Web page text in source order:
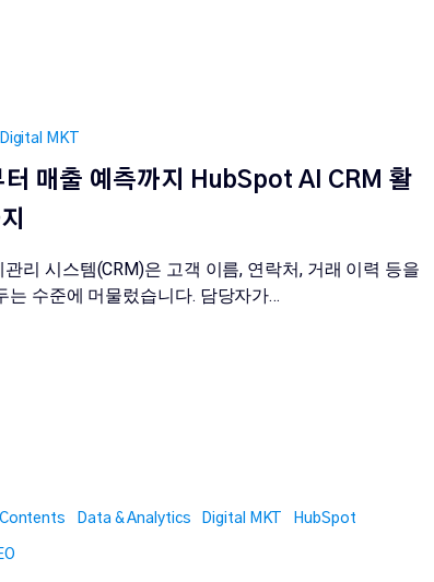
Digital MKT
터 매출 예측까지 HubSpot AI CRM 활
리 시스템(CRM)은 고객 이름, 연락처, 거래 이력 등을
는 수준에 머물렀습니다. 담당자가…
Contents Data & Analytics Digital MKT HubSpot